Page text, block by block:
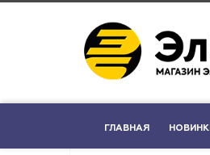
ГЛАВНАЯ